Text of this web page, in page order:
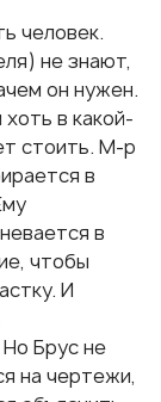
человек.
не знают,
он нужен.
в какой-
стоить. М-р
в
в
чтобы
И
Брус не
на чертежи,